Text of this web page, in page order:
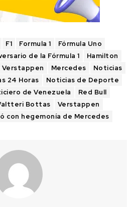
F1 Formula 1
Fórmula Uno
de la Fórmula 1
Hamilton
Verstappen Mercedes
Noticias
24 Horas
Noticias de Deporte
de Venezuela
Red Bull
Bottas
Verstappen
con hegemonía de Mercedes